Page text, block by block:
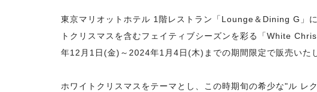
東京マリオットホテル 1階レストラン「Lounge＆Dining G」
トクリスマスを含むフェイティブシーズンを彩る「White
年12月1日(金)～2024年1月4日(木)までの期間限定で販売いた
ホワイトクリスマスをテーマとし、この時期旬の希少な"ル レ